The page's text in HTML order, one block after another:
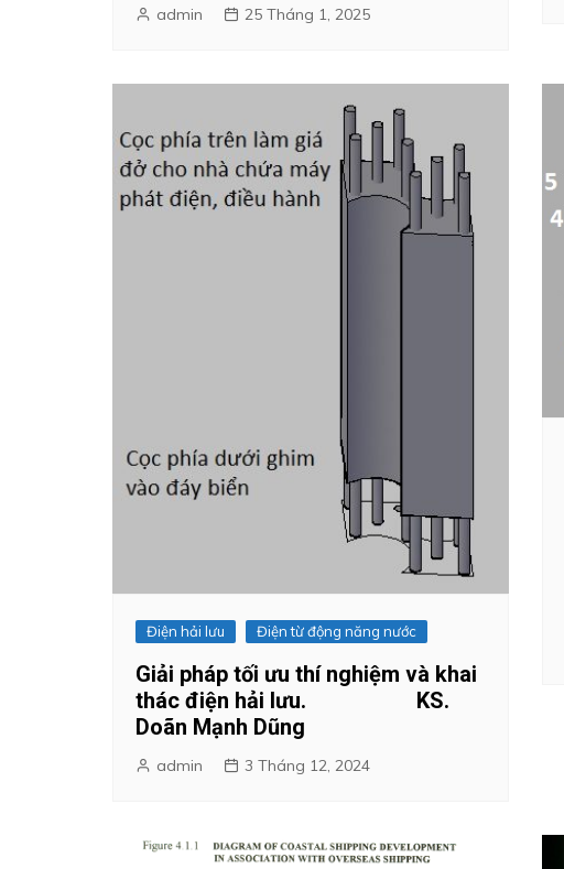
admin 25 Tháng 1, 2025
Điện hải lưu Điện từ động năng nước
Giải pháp tối ưu thí nghiệm và khai
thác điện hải lưu. KS.
Doãn Mạnh Dũng
admin 3 Tháng 12, 2024